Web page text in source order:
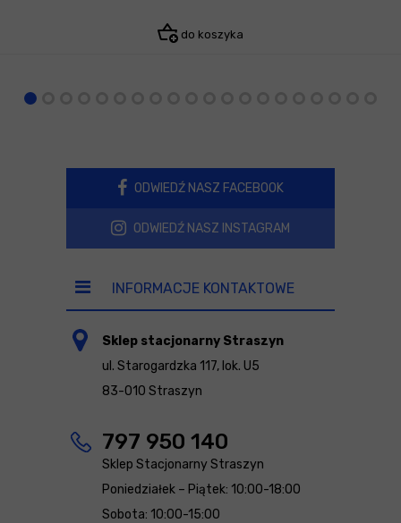
do koszyka
ODWIEDŹ NASZ FACEBOOK
ODWIEDŹ NASZ INSTAGRAM
INFORMACJE KONTAKTOWE
Sklep stacjonarny Straszyn
ul. Starogardzka 117, lok. U5
83-010 Straszyn
797 950 140
Sklep Stacjonarny Straszyn
Poniedziałek – Piątek: 10:00-18:00
Sobota: 10:00-15:00